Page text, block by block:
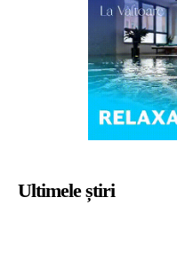
Ultimele știri